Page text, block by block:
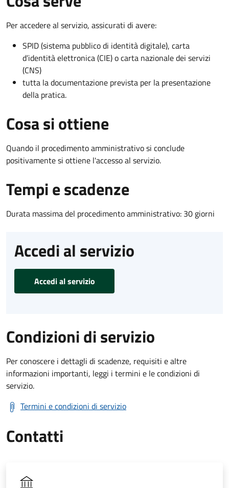
Per accedere al servizio, assicurati di avere:
SPID (sistema pubblico di identità digitale), carta
d’identità elettronica (CIE) o carta nazionale dei servizi
(CNS)
tutta la documentazione prevista per la presentazione
della pratica.
Cosa si ottiene
Quando il procedimento amministrativo si conclude
positivamente si ottiene l'accesso al servizio.
Tempi e scadenze
Durata massima del procedimento amministrativo: 30 giorni
Accedi al servizio
Accedi al servizio
Condizioni di servizio
Per conoscere i dettagli di scadenze, requisiti e altre
informazioni importanti, leggi i termini e le condizioni di
servizio.
Termini e condizioni di servizio
Contatti